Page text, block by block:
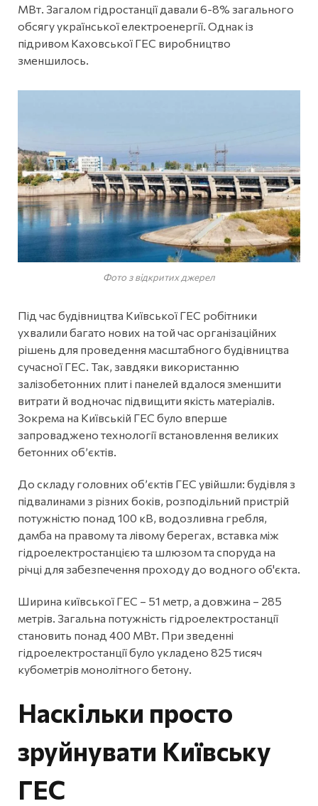
МВт. Загалом гідростанції давали 6-8% загального
обсягу української електроенергії. Однак із
підривом Каховської ГЕС виробництво
зменшилось.
Фото з відкритих джерел
Під час будівництва Київської ГЕС робітники
ухвалили багато нових на той час організаційних
рішень для проведення масштабного будівництва
сучасної ГЕС. Так, завдяки використанню
залізобетонних плит і панелей вдалося зменшити
витрати й водночас підвищити якість матеріалів.
Зокрема на Київській ГЕС було вперше
запроваджено технології встановлення великих
бетонних об’єктів.
До складу головних об’єктів ГЕС увійшли: будівля з
підвалинами з різних боків, розподільний пристрій
потужністю понад 100 кВ, водозливна гребля,
дамба на правому та лівому берегах, вставка між
гідроелектростанцією та шлюзом та споруда на
річці для забезпечення проходу до водного об'єкта.
Ширина київської ГЕС – 51 метр, а довжина – 285
метрів. Загальна потужність гідроелектростанції
становить понад 400 МВт. При зведенні
гідроелектростанції було укладено 825 тисяч
кубометрів монолітного бетону.
Наскільки просто
зруйнувати Київську
ГЕС